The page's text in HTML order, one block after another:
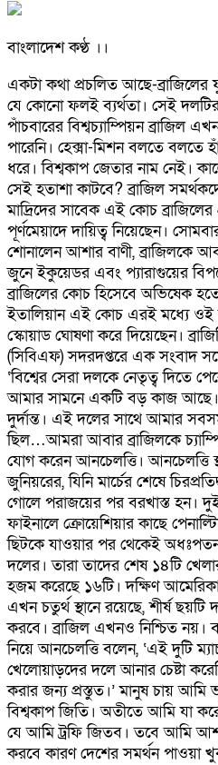
বাংলাদেশ কণ্ঠ ।।
একটা কথা প্রচলিত আছে-ব্রাজিলের
যে কোনো ফলই ব্যর্থতা। সেই
পাঁচবারের বিশ্বচ্যাম্পিয়ন ব্রাজিল
পারেনি। হেক্সা-মিশন বলতে বলতে
ধরে। বিশ্বকাপ জেতার নাম নেই।
সেই হতাশা কাটবে? ব্রাজিল
মাদ্রিদের সাবেক এই কোচ
পূর্ণমেয়াদে দায়িত্ব নিয়েছেন।
শোনালেন আশার বাণী, ব্রাজিলকে
জুনে ইকুয়েডর এবং প্যারাগুয়ের
ব্রাজিলের কোচ হিসেবে অভিষেক
ইতালিয়ান এই কোচ এরই মধ্যে ওই
স্কোয়াড ঘোষণা করে দিয়েছেন।
(সিবিএফ) সদরদপ্তরে এক সংবাদ
‘বিশ্বের সেরা দলকে নেতৃত্ব দিতে
আমার সামনে একটি বড় কাজ
দুর্দান্ত। এই দলের সাথে আমার
ছিল…আমরা আবার ব্রাজিলকে
যোগ করেন আনচেলত্তি। আনচেলত্তি
জুনিয়রের, যিনি মার্চের শেষে
গোলে পরাজয়ের পর বরখাস্ত হন।
ফাইনালে ক্রোয়েশিয়ার কাছে
ছিটকে যাওয়ার পর থেকেই
দলের। তারা তাদের শেষ ১৪টি
হজম করেছে ১৬টি। দক্ষিণ
এখন চতুর্থ স্থানে রয়েছে, শীর্ষ
করবে। ব্রাজিল এখনও নিশ্চিত নয়।
নিয়ে আনচেলত্তি বলেন, ‘এই দুটি
খেলোয়াড়দের দলে আনার চেষ্টা
করার জন্য প্রস্তুত।’ মানুষ চায়
বিশ্বকাপ জিতি। অতীতে আমি যা
যে আমি ট্রফি জিতব। তবে আমি
করবে কারণ দেশের সমর্থন পাওয়া